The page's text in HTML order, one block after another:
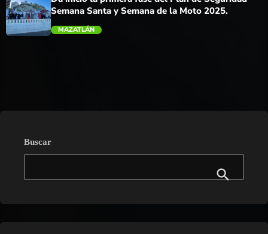
Semana Santa y Semana de la Moto 2025.
MAZATLÁN
Buscar